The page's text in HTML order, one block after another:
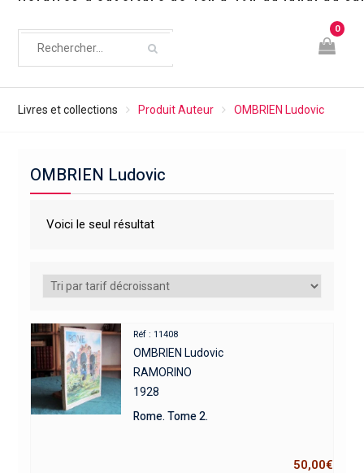
0
Livres et collections Produit Auteur OMBRIEN Ludovic
OMBRIEN Ludovic
Voici le seul résultat
Réf : 11408
OMBRIEN Ludovic
RAMORINO
1928
Rome. Tome 2.
50,00€